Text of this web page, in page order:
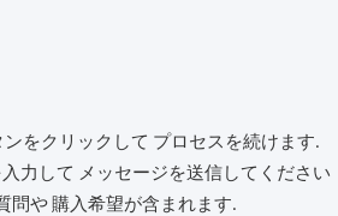
をクリックして プロセスを続けます.
力して メッセージを送信してください
問や 購入希望が含まれます.